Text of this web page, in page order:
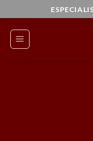
al
contenido